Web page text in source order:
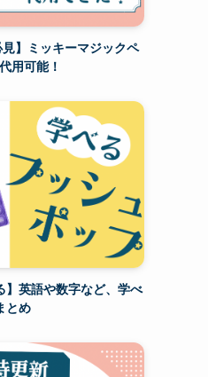
見】ミッキーマジックペ
用可能！
】英語や数字など、学べ
とめ